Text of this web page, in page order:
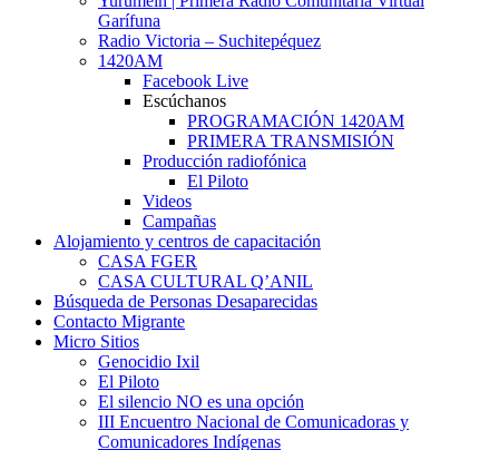
Garífuna
Radio Victoria – Suchitepéquez
1420AM
Facebook Live
Escúchanos
PROGRAMACIÓN 1420AM
PRIMERA TRANSMISIÓN
Producción radiofónica
El Piloto
Videos
Campañas
Alojamiento y centros de capacitación
CASA FGER
CASA CULTURAL Q’ANIL
Búsqueda de Personas Desaparecidas
Contacto Migrante
Micro Sitios
Genocidio Ixil
El Piloto
El silencio NO es una opción
III Encuentro Nacional de Comunicadoras y
Comunicadores Indígenas